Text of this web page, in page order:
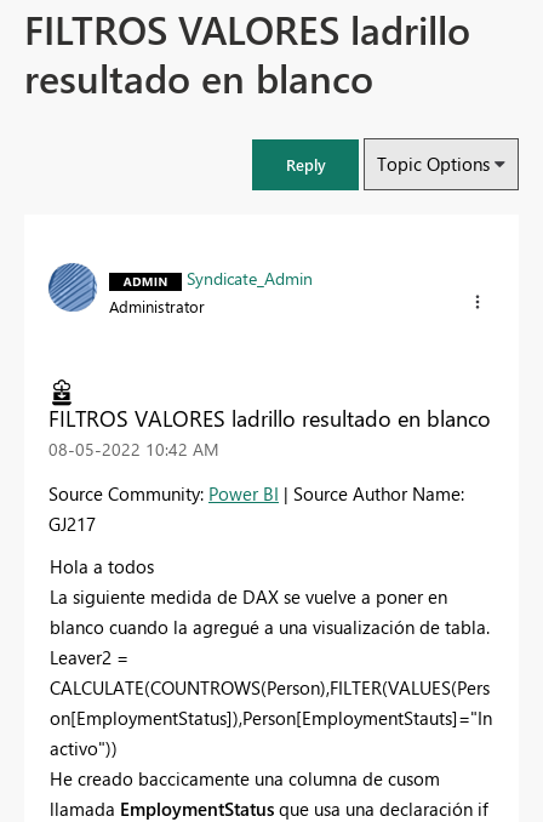
FILTROS VALORES ladrillo
resultado en blanco
Reply Topic Options
Syndicate_Admin
Administrator
FILTROS VALORES ladrillo resultado en blanco
‎08-05-2022 10:42 AM
Source Community: Power BI | Source Author Name:
GJ217
Hola a todos
La siguiente medida de DAX se vuelve a poner en
blanco cuando la agregué a una visualización de tabla.
Leaver2 =
CALCULATE(COUNTROWS(Person),FILTER(VALUES(Pers
on[EmploymentStatus]),Person[EmploymentStauts]="In
activo"))
He creado baccicamente una columna de cusom
llamada EmploymentStatus que usa una declaración if